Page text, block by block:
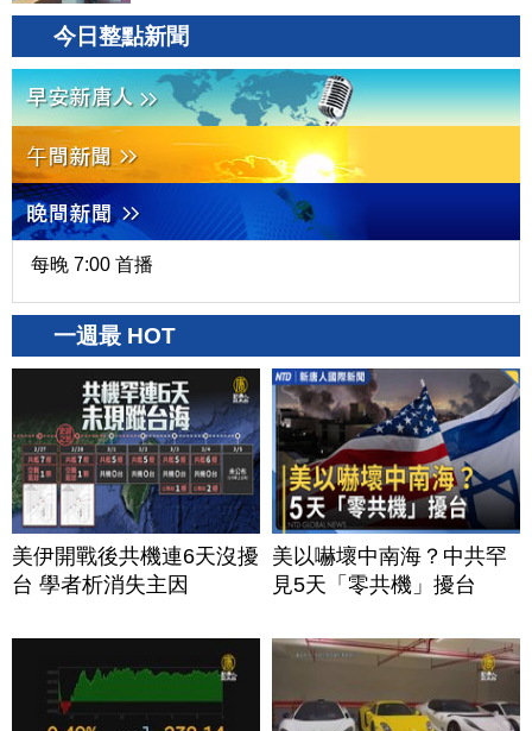
今日整點新聞
每晚 7:00 首播
一週最 HOT
美伊開戰後共機連6天沒擾
台 學者析消失主因
美以嚇壞中南海？中共罕
見5天「零共機」擾台